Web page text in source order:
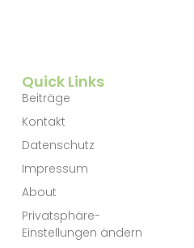
Quick Links
Beiträge
Kontakt
Datenschutz
Impressum
About
Privatsphäre-
Einstellungen ändern